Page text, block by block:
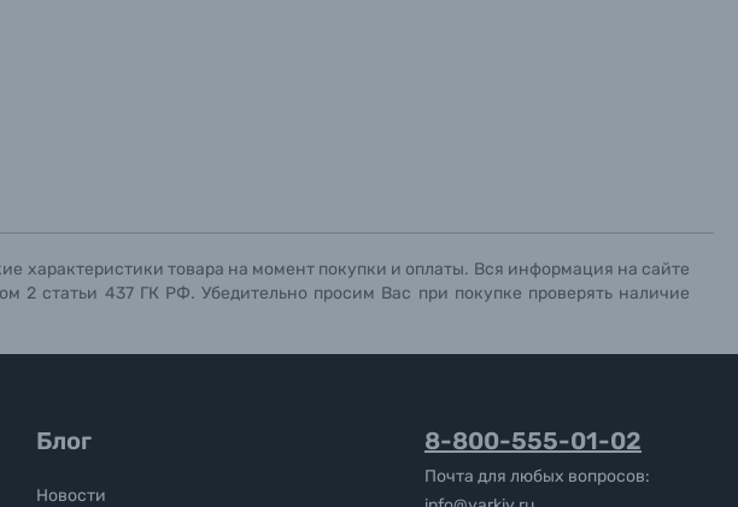
характеристики товара на момент покупки и оплаты. Вся информация на сайте
2 статьи 437 ГК РФ. Убедительно просим Вас при покупке проверять наличие
Блог
Новости
8-800-555-01-02
Почта для любых вопросов: